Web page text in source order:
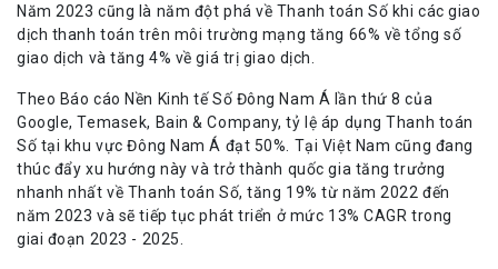
Năm 2023 cũng là năm đột phá về Thanh toán Số khi các giao
dịch thanh toán trên môi trường mạng tăng 66% về tổng số
giao dịch và tăng 4% về giá trị giao dịch.
Theo Báo cáo Nền Kinh tế Số Đông Nam Á lần thứ 8 của
Google, Temasek, Bain & Company, tỷ lệ áp dụng Thanh toán
Số tại khu vực Đông Nam Á đạt 50%. Tại Việt Nam cũng đang
thúc đẩy xu hướng này và trở thành quốc gia tăng trưởng
nhanh nhất về Thanh toán Số, tăng 19% từ năm 2022 đến
năm 2023 và sẽ tiếp tục phát triển ở mức 13% CAGR trong
giai đoạn 2023 - 2025.